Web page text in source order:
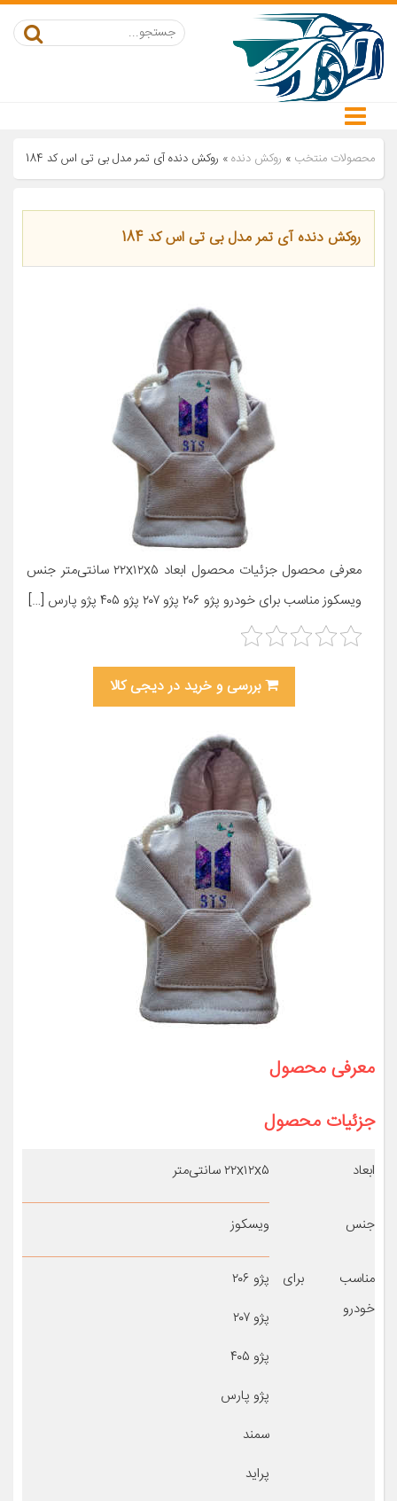
محصولات منتخب » روکش دنده» روکش دنده آی تمر مدل بی تی اس کد 184
روکش دنده آی تمر مدل بی تی اس کد 184
معرفی محصول جزئیات محصول ابعاد ۲۲x۱۲x۵ سانتی‌متر جنس
ویسکوز مناسب برای خودرو پژو ۲۰۶ پژو ۲۰۷ پژو ۴۰۵ پژو پارس […]
بررسی و خرید در دیجی کالا
معرفی محصول
جزئیات محصول
ابعاد ۲۲x۱۲x۵ سانتی‌متر
جنس ویسکوز
مناسب برای
خودرو
پژو ۲۰۶
پژو ۲۰۷
پژو ۴۰۵
پژو پارس
سمند
پراید